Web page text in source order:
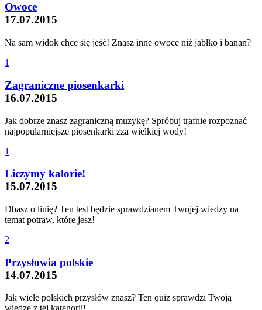
Owoce
17.07.2015
Na sam widok chce się jeść! Znasz inne owoce niż jabłko i banan?
1
Zagraniczne piosenkarki
16.07.2015
Jak dobrze znasz zagraniczną muzykę? Spróbuj trafnie rozpoznać
najpopularniejsze piosenkarki zza wielkiej wody!
1
Liczymy kalorie!
15.07.2015
Dbasz o linię? Ten test będzie sprawdzianem Twojej wiedzy na
temat potraw, które jesz!
2
Przysłowia polskie
14.07.2015
Jak wiele polskich przysłów znasz? Ten quiz sprawdzi Twoją